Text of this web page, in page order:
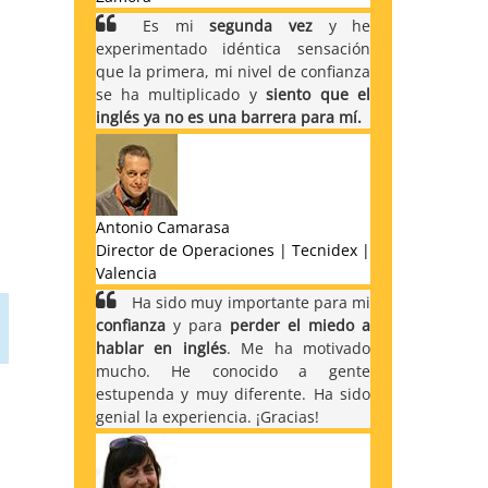
Es misegunda vezy he
experimentado idéntica sensación
que la primera, mi nivel de confianza
se ha multiplicado ysiento que el
inglés ya no es una barrera para mí.
Antonio Camarasa
Director de Operaciones | Tecnidex |
Valencia
Ha sido muy importante para mi
confianzay para perder el miedo a
hablar en inglés. Me ha motivado
mucho. He conocido a gente
estupenda y muy diferente. Ha sido
genial la experiencia. ¡Gracias!